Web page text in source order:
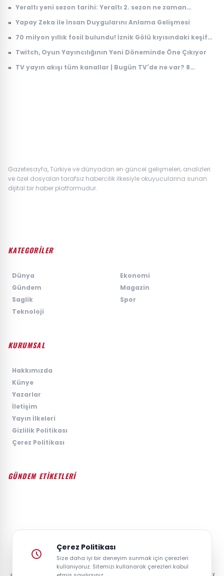
» Yeraltı yeni sezon tarihi: Yeraltı 2. sezon ne zaman
» Yapay Zeka ile İnsan Duygularını Anlama Gelişmesi
» 70 milyon yıllık fosil bulundu! İznik Gölü kıyısındaki keşif
» Twitch, Oyun Yayıncılığının Yeni Döneminde Öne Çıkıyor
» TV yayın akışı tüm kanallar | Bugün TV'de ne var? 8
Gazetesayfa, Türkiye ve dünyadan en güncel gelişmeleri, analizleri
ve özel dosyaları tarafsız habercilik ilkesiyle okuyucularına sunan
dijital bir haber platformudur.
KATEGORİLER
Dünya
Ekonomi
Gündem
Magazin
Saglik
Spor
Teknoloji
KURUMSAL
Hakkımızda
Künye
Yazarlar
İletişim
Yayın İlkeleri
Gizlilik Politikası
Çerez Politikası
GÜNDEM ETİKETLERİ
Çerez Politikası
Size daha iyi bir deneyim sunmak için çerezleri
kullanıyoruz. Sitemizi kullanarak çerezleri kabul